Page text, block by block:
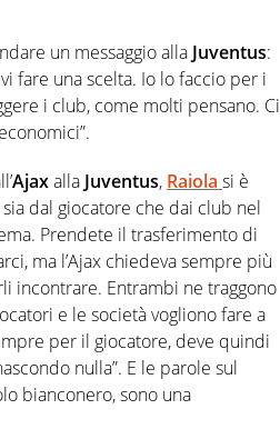
un messaggio alla Juventus:
fare una scelta. Io lo faccio per i
i club, come molti pensano. Ci
Ajaxalla Juventus, Raiola si è
dal giocatore che dai club nel
Prendete il trasferimento di
ma l’Ajax chiedeva sempre più
incontrare. Entrambi ne traggono
e le società vogliono fare a
per il giocatore, deve quindi
nulla”. E le parole sul
bianconero, sono una